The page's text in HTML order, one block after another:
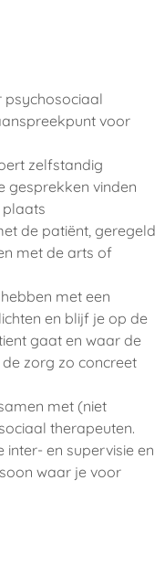
psychosociaal
voor
zelfstandig
gesprekken vinden
de patiënt, geregeld
met de arts of
met een
en blijf je op de
gaat en waar de
zorg zo concreet
met (niet
therapeuten.
inter- en supervisie en
waar je voor